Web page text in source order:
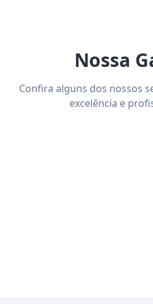
Nossa
Confira alguns dos nossos
excelência e